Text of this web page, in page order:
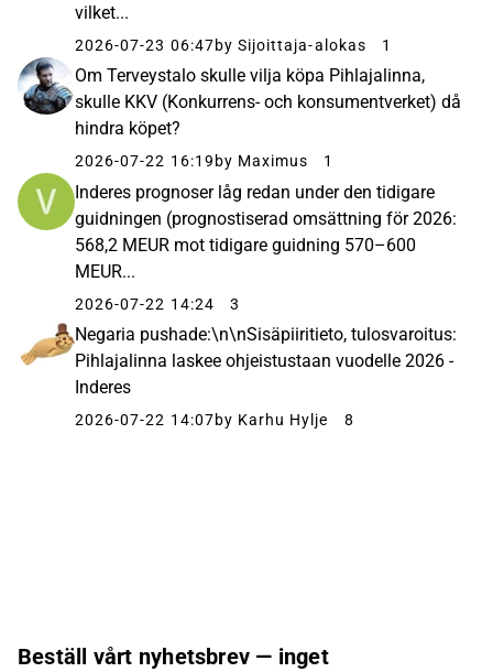
vilket...
2026-07-23 06:47by Sijoittaja-alokas 1
Om Terveystalo skulle vilja köpa Pihlajalinna,
skulle KKV (Konkurrens- och konsumentverket) då
hindra köpet?
2026-07-22 16:19 by Maximus 1
Inderes prognoser låg redan under den tidigare
guidningen (prognostiserad omsättning för 2026:
568,2 MEUR mot tidigare guidning 570–600
MEUR...
2026-07-22 14:24 3
Negaria pushade:\n\nSisäpiiritieto, tulosvaroitus:
Pihlajalinna laskee ohjeistustaan vuodelle 2026 -
Inderes
2026-07-22 14:07by Karhu Hylje 8
Beställ vårt nyhetsbrev — inget